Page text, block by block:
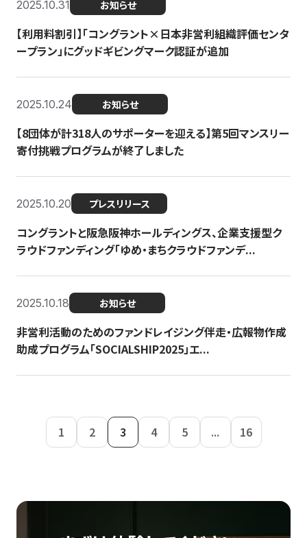
2025.10.31 お知らせ
【利用料割引】「コングラント×日本非営利組織評価センタ
ープラン」にグッドギビングマーク認証が追加
2025.10.24 お知らせ
【8団体が計318人のサポーターを迎える】​​第5回マンスリー
寄付挑戦プログラムが終了しました
2025.10.20 プレスリリース
コングラントと阪急阪神ホールディングス、企業支援型ク
ラウドファンディング「ゆめ・まちクラウドファンデ...
2025.10.18 お知らせ
非営利活動のためのファンドレイジング伴走・広報物作成
助成プログラム「SOCIALSHIP2025」エ...
1 2 3 4 5 ... 16